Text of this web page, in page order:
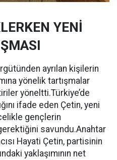
YENİ
ayrılan kişilerin
yönelik tartışmalar
yöneltti.Türkiye’de
ifade eden Çetin, yeni
gençlerin
savundu.Anahtar
Hayati Çetin, partisinin
yaklaşımının net